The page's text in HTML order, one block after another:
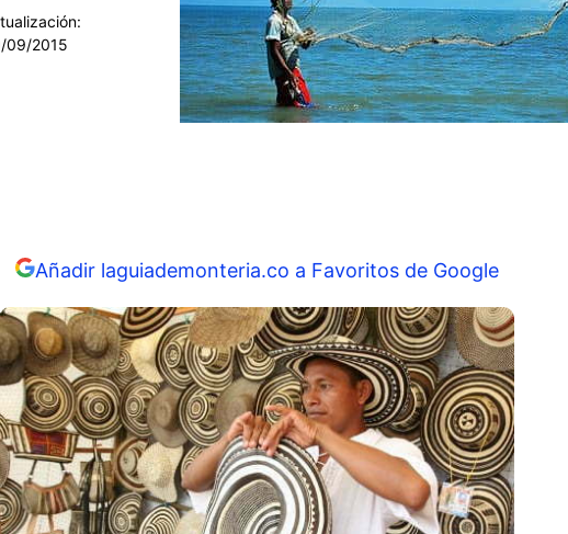
09/2015
Añadir laguiademonteria.co a Favoritos de Google